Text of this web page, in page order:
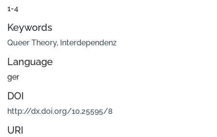
1-4
Keywords
Queer Theory, Interdependenz
Language
ger
DOI
http://dx.doi.org/10.25595/8
URI